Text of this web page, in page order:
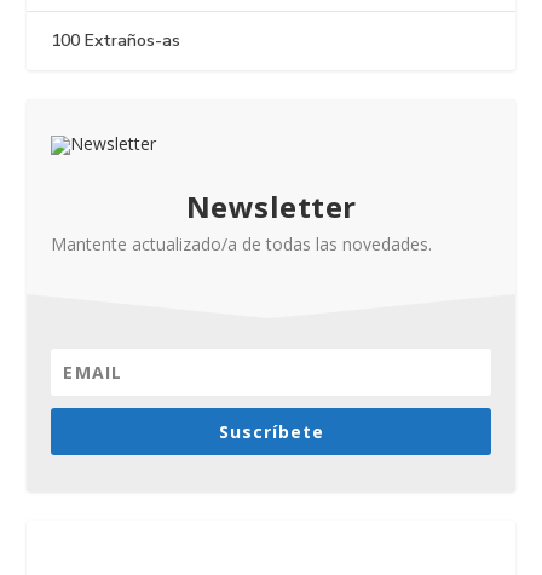
100 Extraños-as
Newsletter
Mantente actualizado/a de todas las novedades.
Suscríbete